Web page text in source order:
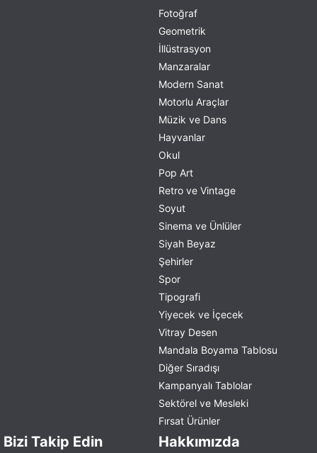
Fotoğraf
Geometrik
İllüstrasyon
Manzaralar
Modern Sanat
Motorlu Araçlar
Müzik ve Dans
Hayvanlar
Okul
Pop Art
Retro ve Vintage
Soyut
Sinema ve Ünlüler
Siyah Beyaz
Şehirler
Spor
Tipografi
Yiyecek ve İçecek
Vitray Desen
Mandala Boyama Tablosu
Diğer Sıradışı
Kampanyalı Tablolar
Sektörel ve Mesleki
Fırsat Ürünler
Bizi Takip Edin Hakkımızda